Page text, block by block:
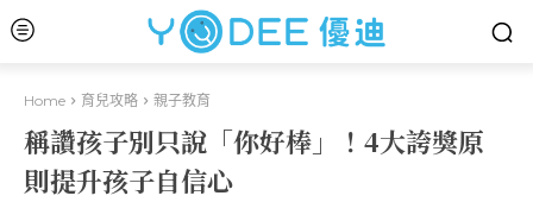
Home 育兒攻略 親子教育
稱讚孩子別只說「你好棒」！4大誇獎原
則提升孩子自信心